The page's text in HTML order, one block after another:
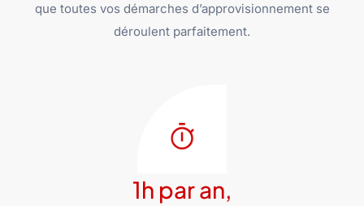
que toutes vos démarches d’approvisionnement se
déroulent parfaitement.
1h par an,